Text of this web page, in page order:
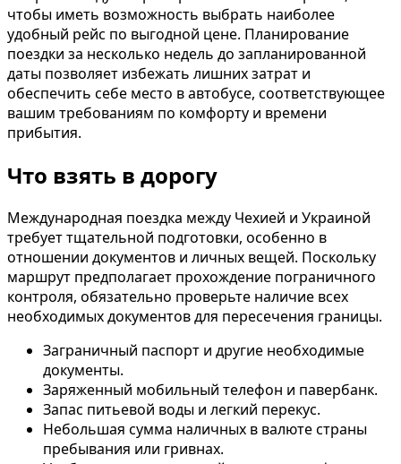
чтобы иметь возможность выбрать наиболее
удобный рейс по выгодной цене. Планирование
поездки за несколько недель до запланированной
даты позволяет избежать лишних затрат и
обеспечить себе место в автобусе, соответствующее
вашим требованиям по комфорту и времени
прибытия.
Что взять в дорогу
Международная поездка между Чехией и Украиной
требует тщательной подготовки, особенно в
отношении документов и личных вещей. Поскольку
маршрут предполагает прохождение пограничного
контроля, обязательно проверьте наличие всех
необходимых документов для пересечения границы.
Заграничный паспорт и другие необходимые
документы.
Заряженный мобильный телефон и павербанк.
Запас питьевой воды и легкий перекус.
Небольшая сумма наличных в валюте страны
пребывания или гривнах.